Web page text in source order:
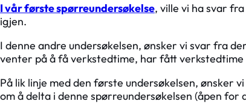
I vår første spørreundersøkelse, ville vi ha svar
igjen.
I denne andre undersøkelsen, ønsker vi svar fra
venter på å få verkstedtime, har fått
På lik linje med den første undersøkelsen, ønsker
om å delta i denne spørreundersøkelsen (åpen for